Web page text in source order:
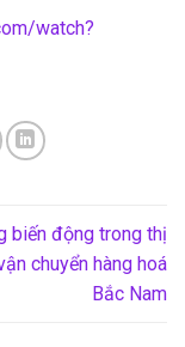
watch?
biến động trong thị
chuyển hàng hoá
Bắc Nam